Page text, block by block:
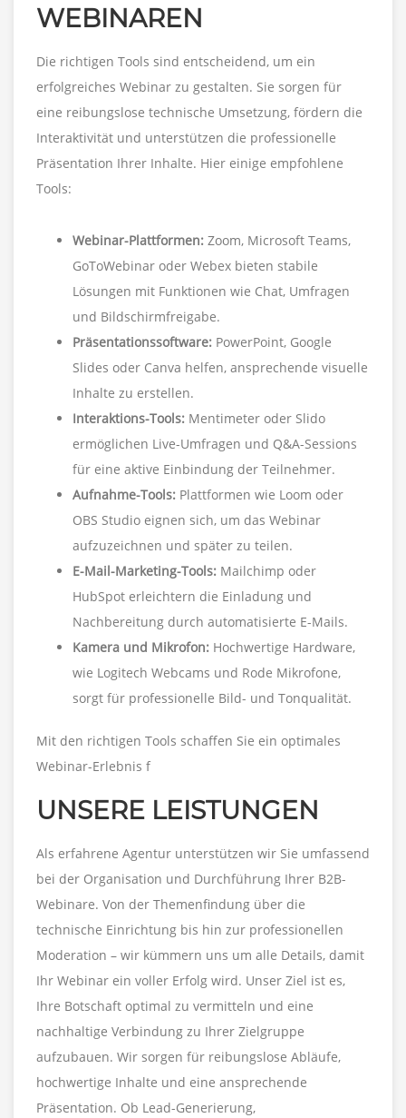
WEBINAREN
Die richtigen Tools sind entscheidend, um ein
erfolgreiches Webinar zu gestalten. Sie sorgen für
eine reibungslose technische Umsetzung, fördern die
Interaktivität und unterstützen die professionelle
Präsentation Ihrer Inhalte. Hier einige empfohlene
Tools:
Webinar-Plattformen: Zoom, Microsoft Teams,
GoToWebinar oder Webex bieten stabile
Lösungen mit Funktionen wie Chat, Umfragen
und Bildschirmfreigabe.
Präsentationssoftware: PowerPoint, Google
Slides oder Canva helfen, ansprechende visuelle
Inhalte zu erstellen.
Interaktions-Tools: Mentimeter oder Slido
ermöglichen Live-Umfragen und Q&A-Sessions
für eine aktive Einbindung der Teilnehmer.
Aufnahme-Tools: Plattformen wie Loom oder
OBS Studio eignen sich, um das Webinar
aufzuzeichnen und später zu teilen.
E-Mail-Marketing-Tools: Mailchimp oder
HubSpot erleichtern die Einladung und
Nachbereitung durch automatisierte E-Mails.
Kamera und Mikrofon: Hochwertige Hardware,
wie Logitech Webcams und Rode Mikrofone,
sorgt für professionelle Bild- und Tonqualität.
Mit den richtigen Tools schaffen Sie ein optimales
Webinar-Erlebnis f
UNSERE LEISTUNGEN
Als erfahrene Agentur unterstützen wir Sie umfassend
bei der Organisation und Durchführung Ihrer B2B-
Webinare. Von der Themenfindung über die
technische Einrichtung bis hin zur professionellen
Moderation – wir kümmern uns um alle Details, damit
Ihr Webinar ein voller Erfolg wird. Unser Ziel ist es,
Ihre Botschaft optimal zu vermitteln und eine
nachhaltige Verbindung zu Ihrer Zielgruppe
aufzubauen. Wir sorgen für reibungslose Abläufe,
hochwertige Inhalte und eine ansprechende
Präsentation. Ob Lead-Generierung,